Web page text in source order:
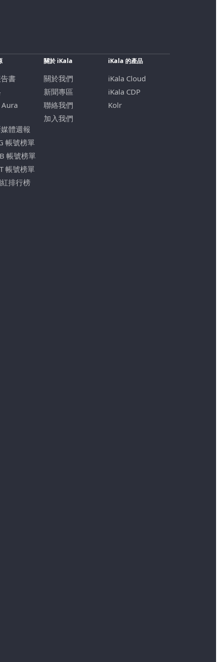
書
體週報
帳號榜單
帳號榜單
帳號榜單
排行榜
關於 iKala
關於我們
新聞專區
聯絡我們
加入我們
iKala 的產品
iKala Cloud
iKala CDP
Kolr